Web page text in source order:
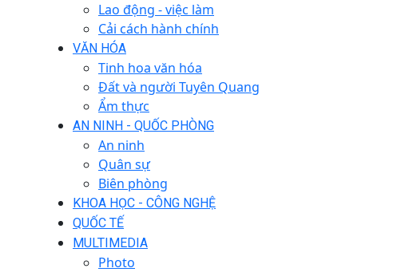
Lao động - việc làm
Cải cách hành chính
VĂN HÓA
Tinh hoa văn hóa
Đất và người Tuyên Quang
Ẩm thực
AN NINH - QUỐC PHÒNG
An ninh
Quân sự
Biên phòng
KHOA HỌC - CÔNG NGHỆ
QUỐC TẾ
MULTIMEDIA
Photo